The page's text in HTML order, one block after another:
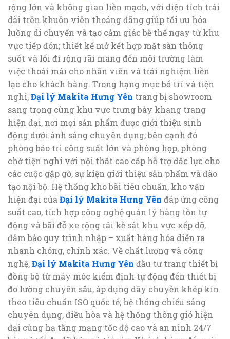
rộng lớn và không gian liền mạch, với diện tích trải
dài trên khuôn viên thoáng đãng giúp tối ưu hóa
luồng di chuyển và tạo cảm giác bề thế ngay từ khu
vực tiếp đón; thiết kế mở kết hợp mặt sàn thông
suốt và lối đi rộng rãi mang đến môi trường làm
việc thoải mái cho nhân viên và trải nghiệm liền
lạc cho khách hàng. Trong hạng mục bố trí và tiện
nghi,Đại lý Makita Hưng Yên trang bị showroom
sang trọng cùng khu vực trưng bày khang trang
hiện đại, nơi mọi sản phẩm được giới thiệu sinh
động dưới ánh sáng chuyên dụng; bên cạnh đó
phòng bảo trì công suất lớn và phòng họp, phòng
chờ tiện nghi với nội thất cao cấp hỗ trợ đắc lực cho
các cuộc gặp gỡ, sự kiện giới thiệu sản phẩm và đào
tạo nội bộ. Hệ thống kho bãi tiêu chuẩn, kho vận
hiện đại của Đại lý Makita Hưng Yên đáp ứng công
suất cao, tích hợp công nghệ quản lý hàng tồn tự
động và bãi đỗ xe rộng rãi kề sát khu vực xếp dỡ,
đảm bảo quy trình nhập – xuất hàng hóa diễn ra
nhanh chóng, chính xác. Về chất lượng và công
nghệ,Đại lý Makita Hưng Yên đầu tư trang thiết bị
đồng bộ từ máy móc kiểm định tự động đến thiết bị
đo lường chuyên sâu, áp dụng dây chuyền khép kín
theo tiêu chuẩn ISO quốc tế; hệ thống chiếu sáng
chuyên dụng, điều hòa và hệ thống thông gió hiện
đại cùng hạ tầng mạng tốc độ cao và an ninh 24/7